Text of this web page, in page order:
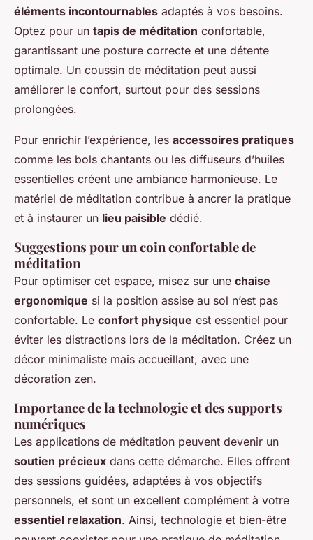
éléments incontournables adaptés à vos besoins.
Optez pour un tapis de méditation confortable,
garantissant une posture correcte et une détente
optimale. Un coussin de méditation peut aussi
améliorer le confort, surtout pour des sessions
prolongées.
Pour enrichir l’expérience, les accessoires pratiques
comme les bols chantants ou les diffuseurs d’huiles
essentielles créent une ambiance harmonieuse. Le
matériel de méditation contribue à ancrer la pratique
et à instaurer un lieu paisible dédié.
Suggestions pour un coin confortable de
méditation
Pour optimiser cet espace, misez sur une chaise
ergonomique si la position assise au sol n’est pas
confortable. Le confort physique est essentiel pour
éviter les distractions lors de la méditation. Créez un
décor minimaliste mais accueillant, avec une
décoration zen.
Importance de la technologie et des supports
numériques
Les applications de méditation peuvent devenir un
soutien précieux dans cette démarche. Elles offrent
des sessions guidées, adaptées à vos objectifs
personnels, et sont un excellent complément à votre
essentiel relaxation. Ainsi, technologie et bien-être